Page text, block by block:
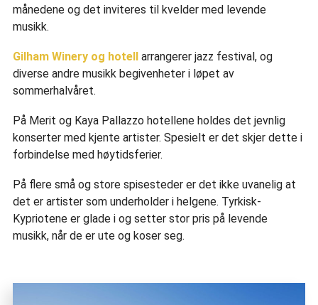
månedene og det inviteres til kvelder med levende
musikk.
Gilham Winery og hotell arrangerer jazz festival, og
diverse andre musikk begivenheter i løpet av
sommerhalvåret.
På Merit og Kaya Pallazzo hotellene holdes det jevnlig
konserter med kjente artister. Spesielt er det skjer dette i
forbindelse med høytidsferier.
På flere små og store spisesteder er det ikke uvanelig at
det er artister som underholder i helgene. Tyrkisk-
Kypriotene er glade i og setter stor pris på levende
musikk, når de er ute og koser seg.